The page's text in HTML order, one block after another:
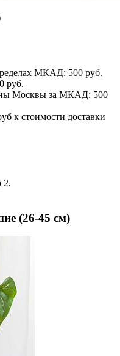
МКАД: 500 руб.
руб.
Москвы за МКАД: 500
к стоимости доставки
2,
(26-45 см)